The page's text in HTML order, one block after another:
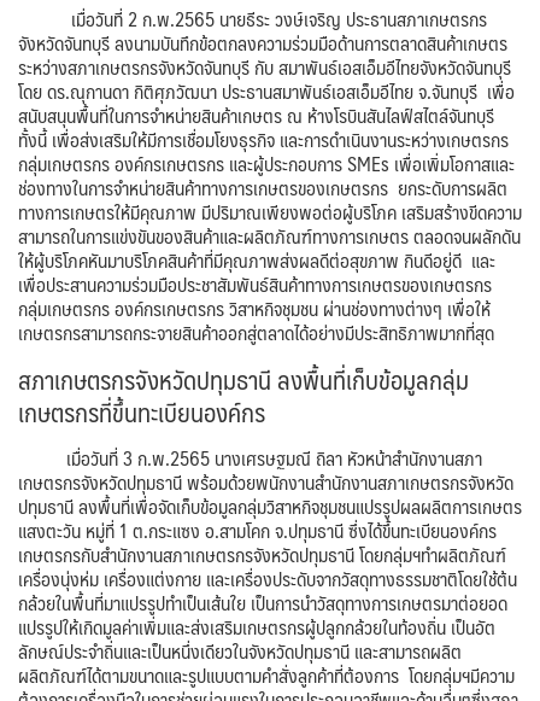
เมื่อวันที่ 2 ก.พ.2565 นายธีระ วงษ์เจริญ ประธานสภาเกษตรกร
จังหวัดจันทบุรี ลงนามบันทึกข้อตกลงความร่วมมือด้านการตลาดสินค้าเกษตร
ระหว่าง​สภาเกษตรกรจังหวัดจันทบุรี กับ สมาพันธ์เอสเอ็มอีไทยจังหวัดจันทบุรี​
โดย​ ดร.ณุกานดา กิติศุภวัฒนา ประธานสมาพันธ์เอสเอ็มอีไทย จ.จันทบุรี​ เพื่อ
สนับสนุนพื้นที่ในการจำหน่ายสินค้าเกษตร​ ณ ห้างโรบินสันไลฟ์สไตล์จันทบุรี​
ทั้งนี้​ เพื่อส่งเสริมให้มีการเชื่อมโยงธุรกิจ และการดำเนินงานระหว่างเกษตรกร
กลุ่มเกษตรกร องค์กรเกษตรกร และผู้ประกอบการ SMEs เพื่อเพิ่มโอกาสและ
ช่องทางในการจำหน่ายสินค้าทางการเกษตรของเกษตรกร ยกระดับการผลิต
ทางการเกษตรให้มีคุณภาพ มีปริมาณเพียงพอต่อผู้บริโภค เสริมสร้างขีดความ
สามารถในการแข่งขันของสินค้าและผลิตภัณฑ์ทางการเกษตร ตลอดจนผลักดัน
ให้ผู้บริโภคหันมาบริโภคสินค้าที่มีคุณภาพส่งผลดีต่อสุขภาพ กินดีอยู่ดี และ​
เพื่อประสานความร่วมมือประชาสัมพันธ์สินค้าทางการเกษตรของเกษตรกร
กลุ่มเกษตรกร องค์กรเกษตรกร วิสาหกิจชุมชน ผ่านช่องทางต่างๆ เพื่อให้
เกษตรกรสามารถกระจายสินค้าออกสู่ตลาดได้อย่างมีประสิทธิภาพมากที่สุด
สภาเกษตรกร​จังหวัด​ปทุมธานี​ ลงพื้นที่เก็บข้อมูลกลุ่ม
เกษตรกรที่ขึ้นทะเบียนองค์กร​
เมื่อวันที่ 3 ก.พ.2565 นางเศรษฐมณี ถิลา หัวหน้าสำนักงานสภา
เกษตรกรจังหวัดปทุมธานี พร้อมด้วยพนักงานสำนักงานสภาเกษตรกรจังหวัด
ปทุมธานี ลงพื้นที่เพื่อจัดเก็บข้อมูลกลุ่มวิสาหกิจชุมชนแปรรูปผลผลิตการเกษตร
แสงตะวัน หมู่ที่ 1 ต.กระแซง อ.สามโคก จ.ปทุมธานี ซึ่งได้ขึ้นทะเบียนองค์กร
เกษตรกรกับสำนักงานสภาเกษตรกรจังหวัดปทุมธานี โดยกลุ่มฯทำผลิตภัณฑ์
เครื่องนุ่งห่ม​ เครื่องแต่งกาย และเครื่องประดับจากวัสดุทางธรรมชาติ​โดยใช้ต้น
กล้วย​ในพื้นที่มาแปรรูปทำเป็นเส้นใย​ เป็นการนำวัสดุทางการเกษตรมาต่อยอด
แปรรูปให้เกิดมูลค่าเพิ่มและส่งเสริมเกษตรกรผู้ปลูกกล้วยในท้องถิ่น เป็นอัต
ลักษณ์ประจำถิ่นและเป็นหนึ่งเดียวในจังหวัดปทุมธานี​ และสามารถผลิต
ผลิตภัณฑ์​ได้ตามขนาดและรูปแบบตามคำสั่งลูกค้าที่ต้องการ โดยกลุ่มฯมีความ